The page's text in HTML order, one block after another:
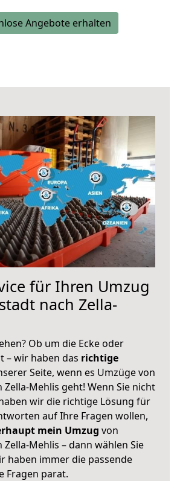
Angebote erhalten
für Ihren Umzug
nach Zella-
Ob um die Ecke oder
– wir haben das richtige
Seite, wenn es Umzüge von
Mehlis geht! Wenn Sie nicht
wir die richtige Lösung für
auf Ihre Fragen wollen,
mein Umzug von
Mehlis – dann wählen Sie
haben immer die passende
Fragen parat.